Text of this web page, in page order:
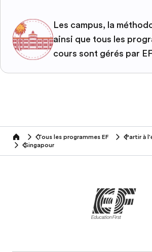
Les campus, la
ainsi que tous les
cours sont gérés par
home Tous les programmes EF
Partir à
Singapour